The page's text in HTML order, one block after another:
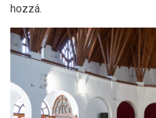
hozzá.